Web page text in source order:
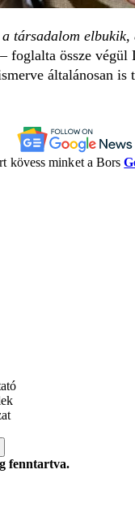
társadalom
– foglalta össze végül
általánosan is
kövess minket a Bors
fenntartva.